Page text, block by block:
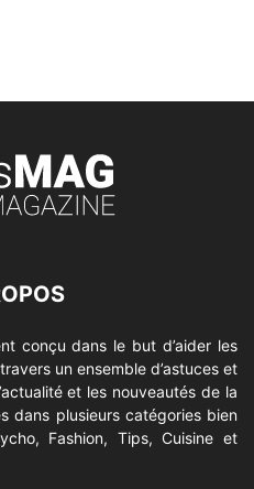
conçu dans le but d’aider les
un ensemble d’astuces et
et les nouveautés de la
dans plusieurs catégories bien
Fashion, Tips, Cuisine et